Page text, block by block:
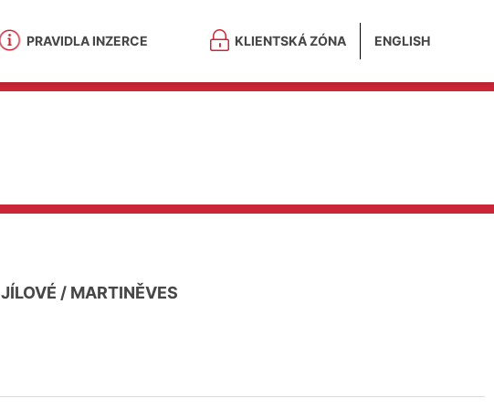
PRAVIDLA INZERCE KLIENTSKÁ ZÓNA ENGLISH
JÍLOVÉ / MARTINĚVES